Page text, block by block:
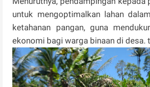
untuk mengoptimalkan lahan
ketahanan pangan, guna
ekonomi bagi warga binaan di desa.